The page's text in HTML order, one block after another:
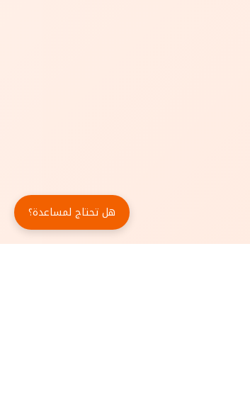
هل تحتاج لمساعدة؟